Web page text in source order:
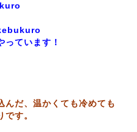
っています！
んだ、温かくても冷めても
す。